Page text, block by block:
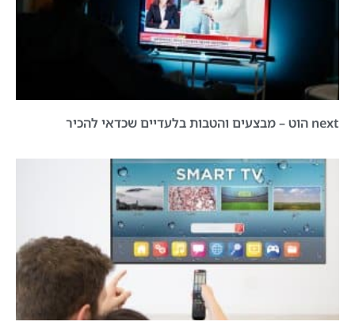
next הוט – מבצעים והטבות בלעדיים שכדאי להכיר